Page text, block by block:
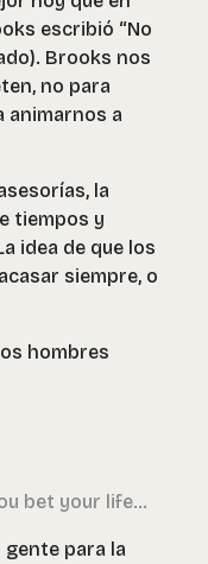
escribió “No
Brooks nos
no para
animarnos a
la
tiempos y
idea de que los
siempre, o
hombres
bet your life...
para la